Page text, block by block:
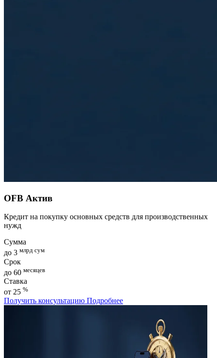
OFB Актив
Кредит на покупку основных средств для производственных
нужд
Сумма
до 3 млрд сум
Срок
до 60 месяцев
Ставка
от 25 %
Получить консультацию Подробнее